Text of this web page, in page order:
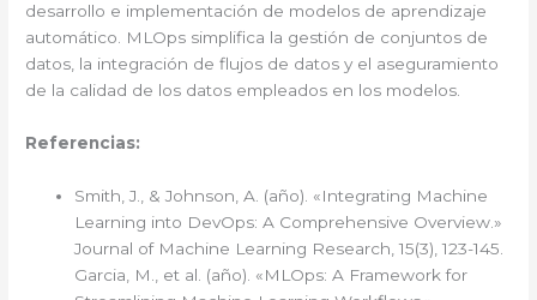
desarrollo e implementación de modelos de aprendizaje
automático. MLOps simplifica la gestión de conjuntos de
datos, la integración de flujos de datos y el aseguramiento
de la calidad de los datos empleados en los modelos.
Referencias:
Smith, J., & Johnson, A. (año). «Integrating Machine
Learning into DevOps: A Comprehensive Overview.»
Journal of Machine Learning Research, 15(3), 123-145.
Garcia, M., et al. (año). «MLOps: A Framework for